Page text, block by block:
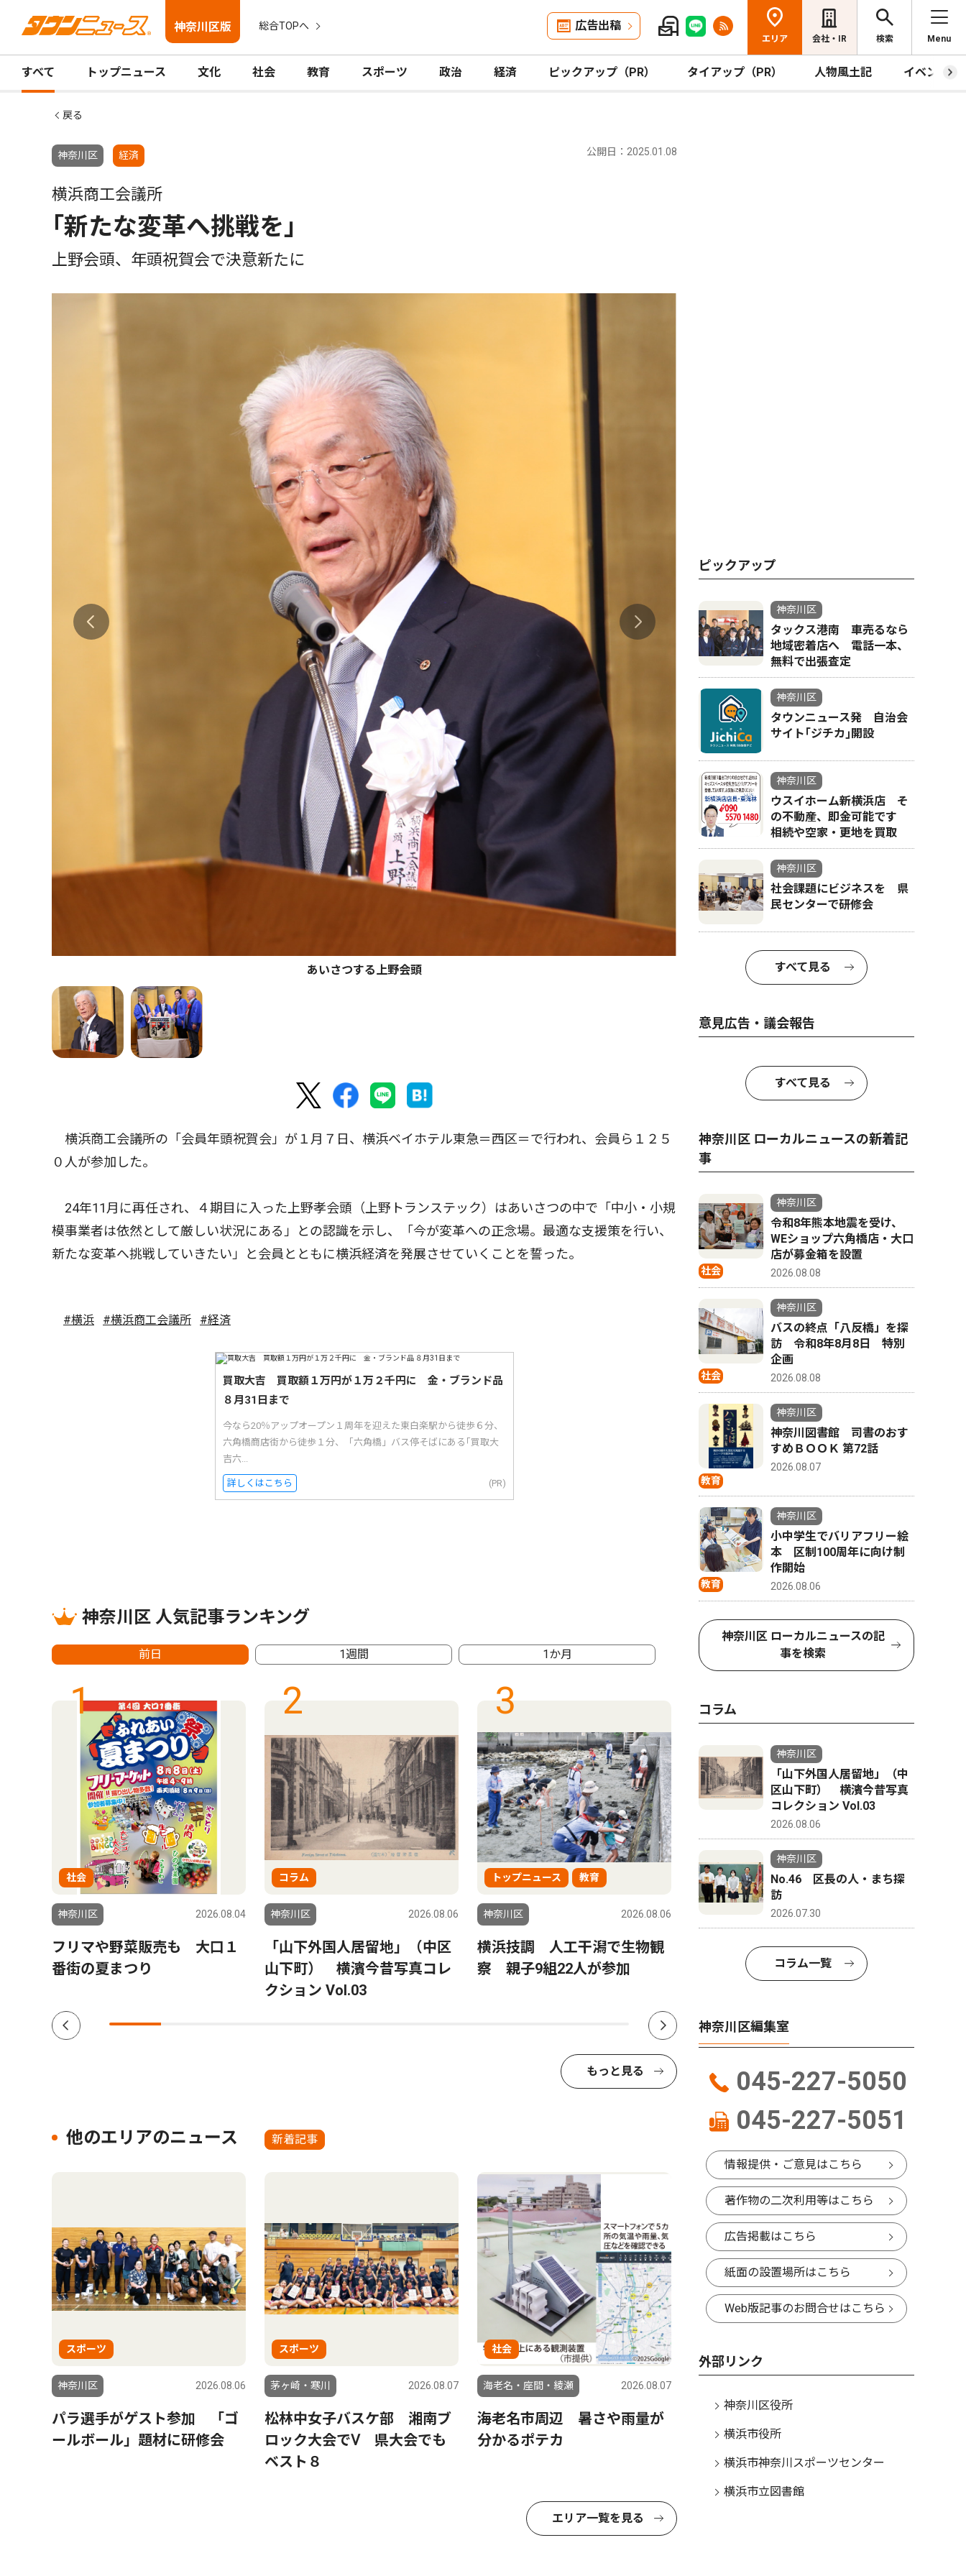
神奈川区版 総合TOPへ 広告出稿
エリア 会社・IR 検索 Menu
すべて トップニュース 文化 社会 教育 スポーツ 政治 経済 ピックアップ（PR） タイアップ（PR） 人物風土記 イベント
戻る
神奈川区 経済 公開日：2025.01.08
横浜商工会議所
｢新たな変革へ挑戦を｣
上野会頭、年頭祝賀会で決意新たに
あいさつする上野会頭
鏡開きを行う（左から）鈴木太郎市会
横浜商工会議所の「会員年頭祝賀会」が１月７日、横浜ベイホテル東急＝西区＝で行われ、会員ら１２５
０人が参加した。
24年11月に再任され、４期目に入った上野孝会頭（上野トランステック）はあいさつの中で「中小・小規
模事業者は依然として厳しい状況にある」との認識を示し、「今が変革への正念場。最適な支援策を行い、
新たな変革へ挑戦していきたい」と会員とともに横浜経済を発展させていくことを誓った。
#横浜 #横浜商工会議所 #経済
買取大吉 買取額１万円が１万２千円に 金・ブランド品
８月31日まで
今なら20％アップオープン１周年を迎えた東白楽駅から徒歩６分、
六角橋商店街から徒歩１分、「六角橋」バス停そばにある｢買取大
吉六...
詳しくはこちら (PR)
神奈川区 人気記事ランキング
前日 1週間 1か月
1
社会
神奈川区 2026.08.04
フリマや野菜販売も 大口１
番街の夏まつり
2
コラム
神奈川区 2026.08.06
「山下外国人居留地」（中区
山下町） 横濱今昔写真コレ
クション Vol.03
3
トップニュース 教育
神奈川区 2026.08.06
横浜技調 人工干潟で生物観
察 親子9組22人が参加
4
社会
神奈川区内でも支援の輪 熊
本の地震受け募金活動
もっと見る
他のエリアのニュース 新着記事
スポーツ
神奈川区 2026.08.06
パラ選手がゲスト参加 「ゴ
ールボール」題材に研修会
スポーツ
茅ヶ崎・寒川 2026.08.07
松林中女子バスケ部 湘南ブ
ロック大会でⅤ 県大会でも
ベスト８
社会
海老名・座間・綾瀬 2026.08.07
海老名市周辺 暑さや雨量が
分かるポテカ
エリア一覧を見る
ピックアップ
神奈川区
タックス港南 車売るなら
地域密着店へ 電話一本、
無料で出張査定
神奈川区
タウンニュース発 自治会
サイト｢ジチカ｣開設
神奈川区
ウスイホーム新横浜店 そ
の不動産、即金可能です
相続や空家・更地を買取
神奈川区
社会課題にビジネスを 県
民センターで研修会
すべて見る
意見広告・議会報告
すべて見る
神奈川区 ローカルニュースの新着記
事
社会
神奈川区
令和8年熊本地震を受け、
WEショップ六角橋店・大口
店が募金箱を設置
2026.08.08
社会
神奈川区
バスの終点「八反橋」を探
訪 令和8年8月8日 特別
企画
2026.08.08
教育
神奈川区
神奈川図書館 司書のおす
すめＢＯＯＫ 第72話
2026.08.07
教育
神奈川区
小中学生でバリアフリー絵
本 区制100周年に向け制
作開始
2026.08.06
神奈川区 ローカルニュースの記
事を検索
コラム
神奈川区
「山下外国人居留地」（中
区山下町） 横濱今昔写真
コレクション Vol.03
2026.08.06
神奈川区
No.46 区長の人・まち探
訪
2026.07.30
コラム一覧
神奈川区編集室
045-227-5050
045-227-5051
情報提供・ご意見はこちら
著作物の二次利用等はこちら
広告掲載はこちら
紙面の設置場所はこちら
Web版記事のお問合せはこちら
外部リンク
神奈川区役所
横浜市役所
横浜市神奈川スポーツセンター
横浜市立図書館